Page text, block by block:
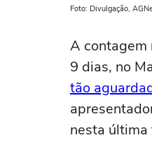
Foto: Divulgação,
A contagem
9 dias, no
tão
nesta